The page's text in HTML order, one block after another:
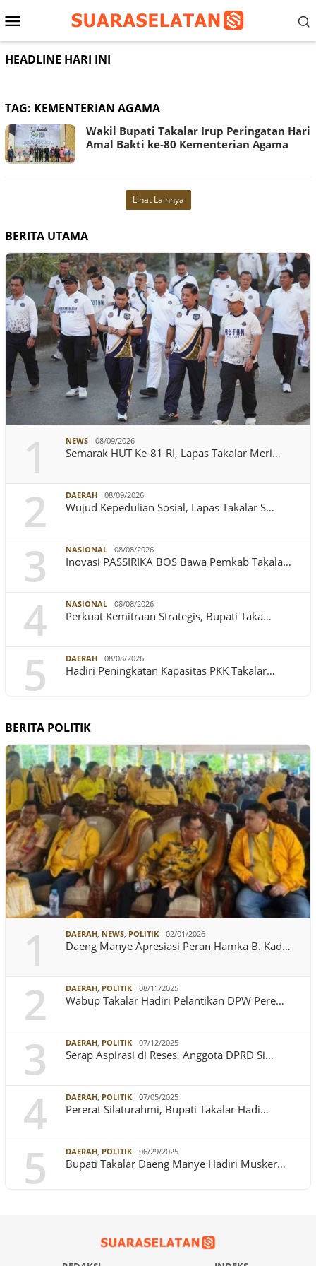
ke
Menu
Mobile
HEADLINE HARI INI
TAG: KEMENTERIAN AGAMA
Wakil Bupati Takalar Irup Peringatan Hari
Amal Bakti ke-80 Kementerian Agama
Lihat Lainnya
BERITA UTAMA
1 NEWS 08/09/2026
Semarak HUT Ke-81 RI, Lapas Takalar Meri…
2 DAERAH 08/09/2026
Wujud Kepedulian Sosial, Lapas Takalar S…
3 NASIONAL 08/08/2026
Inovasi PASSIRIKA BOS Bawa Pemkab Takala…
4 NASIONAL 08/08/2026
Perkuat Kemitraan Strategis, Bupati Taka…
5 DAERAH 08/08/2026
Hadiri Peningkatan Kapasitas PKK Takalar…
BERITA POLITIK
1 DAERAH, NEWS, POLITIK 02/01/2026
Daeng Manye Apresiasi Peran Hamka B. Kad…
2 DAERAH, POLITIK 08/11/2025
Wabup Takalar Hadiri Pelantikan DPW Pere…
3 DAERAH, POLITIK 07/12/2025
Serap Aspirasi di Reses, Anggota DPRD Si…
4 DAERAH, POLITIK 07/05/2025
Pererat Silaturahmi, Bupati Takalar Hadi…
5 DAERAH, POLITIK 06/29/2025
Bupati Takalar Daeng Manye Hadiri Musker…